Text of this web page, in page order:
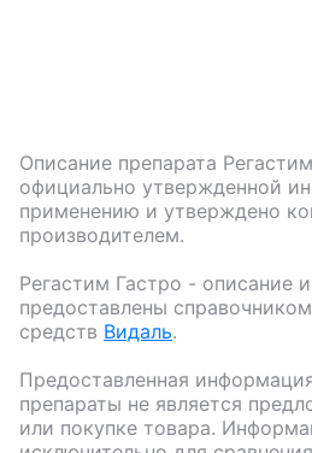
Описание препарата
официально утвержденной
применению и утверждено
производителем.
Регастим Гастро - описание
предоставлены
средств Видаль.
Предоставленная
препараты не является
или покупке товара.